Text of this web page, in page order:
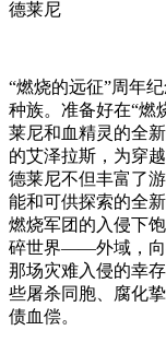
德莱尼
“燃烧的远征”周年
种族。准备好在“燃
莱尼和血精灵的全
的艾泽拉斯，为穿
德莱尼不但丰富了
能和可供探索的全
燃烧军团的入侵下
碎世界——外域，向
那场灾难入侵的幸
些屠杀同胞、腐化
债血偿。